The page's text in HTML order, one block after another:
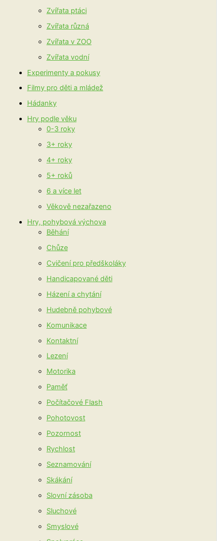
Zvířata ptáci
Zvířata různá
Zvířata v ZOO
Zvířata vodní
Experimenty a pokusy
Filmy pro děti a mládež
Hádanky
Hry podle věku
0-3 roky
3+ roky
4+ roky
5+ roků
6 a více let
Věkově nezařazeno
Hry, pohybová výchova
Běhání
Chůze
Cvičení pro předškoláky
Handicapované děti
Házení a chytání
Hudebně pohybové
Komunikace
Kontaktní
Lezení
Motorika
Paměť
Počítačové Flash
Pohotovost
Pozornost
Rychlost
Seznamování
Skákání
Slovní zásoba
Sluchové
Smyslové